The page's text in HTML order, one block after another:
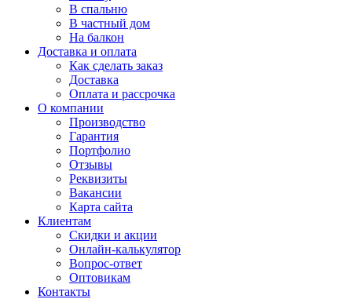
В спальню
В частный дом
На балкон
Доставка и оплата
Как сделать заказ
Доставка
Оплата и рассрочка
О компании
Производство
Гарантия
Портфолио
Отзывы
Реквизиты
Вакансии
Карта сайта
Клиентам
Скидки и акции
Онлайн-калькулятор
Вопрос-ответ
Оптовикам
Контакты